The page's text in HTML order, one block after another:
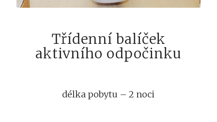
Třídenní balíček
aktivního odpočinku
délka pobytu – 2 noci